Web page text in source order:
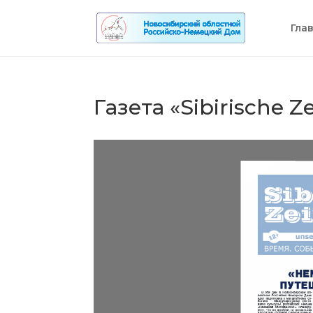
Газета «Sibirische